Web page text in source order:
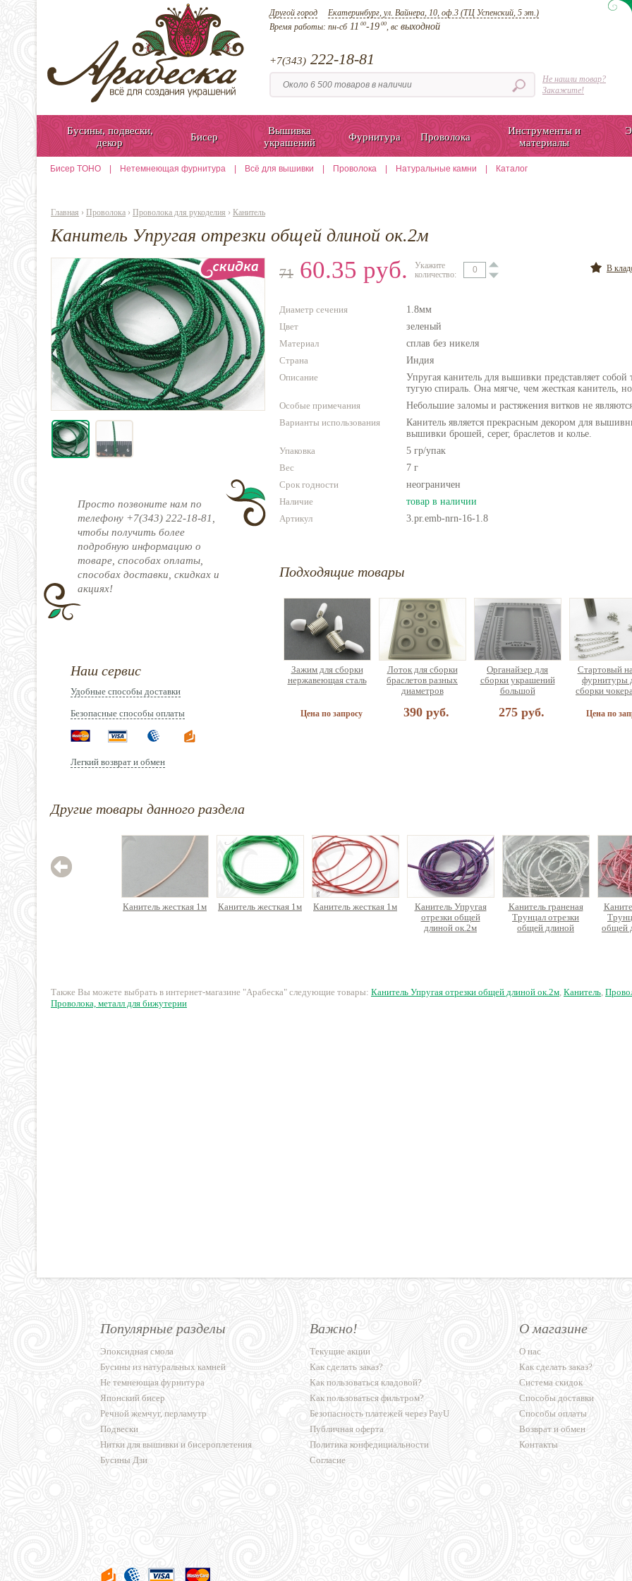
Другой город Екатеринбург, ул. Вайнера, 10, оф.3 (ТЦ Успенский, 5 эт.)
Время работы: пн-сб11 00-19 00, всвыходной
+7(343) 222-18-81
Не нашли товар?
Закажите!
Бусины, подвески,
декор
Бисер
Вышивка
украшений
Фурнитура Проволока
Инструменты и
материалы
Бисер TOHO Нетемнеющая фурнитура Всё для вышивки Проволока Натуральные камни Каталог
Главная › Проволока › Проволока для рукоделия › Канитель
Канитель Упругая отрезки общей длиной ок.2м
Просто позвоните нам по
телефону +7(343) 222-18-81,
чтобы получить более
подробную информацию о
товаре, способах оплаты,
способах доставки, скидках и
акциях!
Наш сервис
Удобные способы доставки
Безопасные способы оплаты
Легкий возврат и обмен
71 60.35 руб.
Укажите
количество:
В
Диаметр сечения
1.8мм
Цвет
зеленый
Материал
сплав без никеля
Страна
Индия
Описание
Упругая канитель для вышивки представляет
тугую спираль. Она мягче, чем жесткая канитель,
Особые примечания
Небольшие заломы и растяжения витков не
Варианты использования
Канитель является прекрасным декором для
вышивки брошей, серег, браслетов и колье.
Упаковка
5 гр/упак
Вес
7 г
Срок годности
неограничен
Наличие
товар в наличии
Артикул
3.pr.emb-nrn-16-1.8
Подходящие товары
Зажим для сборки
нержавеющая сталь
Цена по запросу
Лоток для сборки
браслетов разных
диаметров
390 руб.
Органайзер для
сборки украшений
большой
275 руб.
Стартовый
фурнитуры
сборки
Цена по
225 руб.
Другие товары данного раздела
Канитель жесткая 1м Канитель жесткая 1м Канитель жесткая 1м
Канитель Упругая
отрезки общей
длиной ок.2м
Канитель граненая
Трунцал отрезки
общей длиной
общей
Также Вы можете выбрать в интернет-магазине "Арабеска" следующие товары: Канитель Упругая отрезки общей длиной ок.2м, Канитель,
Проволока, металл для бижутерии
Популярные разделы
Эпоксидная смола
Бусины из натуральных камней
Не темнеющая фурнитура
Японский бисер
Речной жемчуг, перламутр
Подвески
Нитки для вышивки и бисероплетения
Бусины Дзи
Важно!
Текущие акции
Как сделать заказ?
Как пользоваться кладовой?
Как пользоваться фильтром?
Безопасность платежей через PayU
Публичная оферта
Политика конфедициальности
Согласие
О магазине
О нас
Как сделать заказ?
Система скидок
Способы доставки
Способы оплаты
Возврат и обмен
Контакты